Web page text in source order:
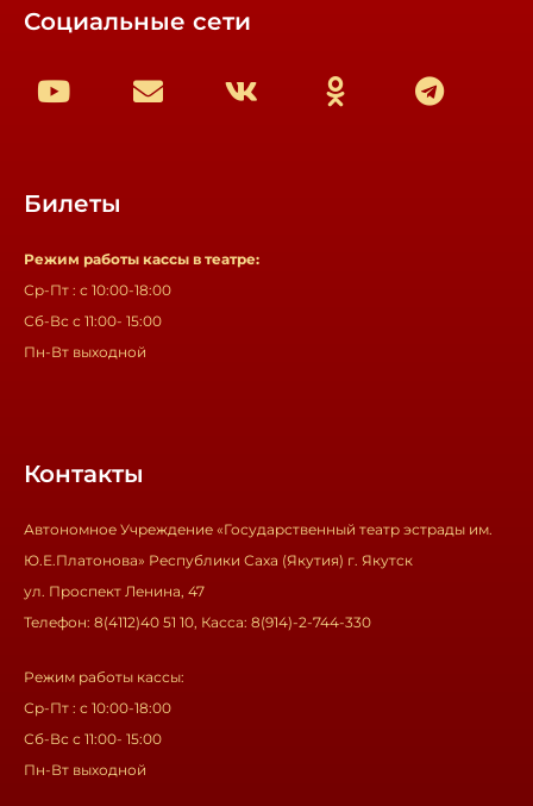
Социальные сети
Билеты
Режим работы кассы в театре:
Ср-Пт : с 10:00-18:00
Сб-Вс с 11:00- 15:00
Пн-Вт выходной
Контакты
Автономное Учреждение «Государственный театр эстрады им.
Ю.Е.Платонова» Республики Саха (Якутия) г. Якутск
ул. Проспект Ленина, 47
Телефон: 8(4112)40 51 10, Касса: 8(914)-2-744-330
Режим работы кассы:
Ср-Пт : с 10:00-18:00
Сб-Вс с 11:00- 15:00
Пн-Вт выходной